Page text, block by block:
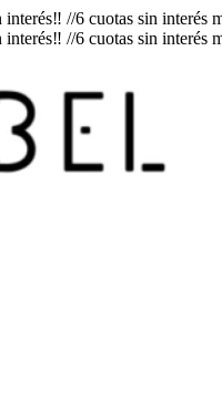
//6 cuotas sin interés
//6 cuotas sin interés